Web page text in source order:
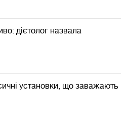
дієтолог назвала
установки, що заважають